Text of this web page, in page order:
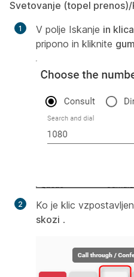
Svetovanje (topel prenos)/
V polje Iskanje in
pripono in kliknite
Ko je klic
skozi .